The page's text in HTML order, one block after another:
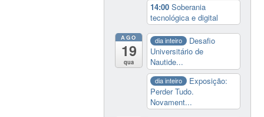
14:00Soberania
tecnológica e digital
AGO
19
qua
dia inteiro
Desafio
Universitário de
Nautide...
dia inteiro
Exposição:
Perder Tudo.
Novament...